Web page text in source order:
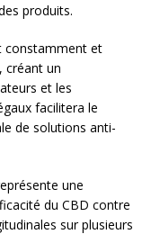
produits.
constamment et
créant un
et les
facilitera le
de solutions anti-
une
du CBD contre
sur plusieurs